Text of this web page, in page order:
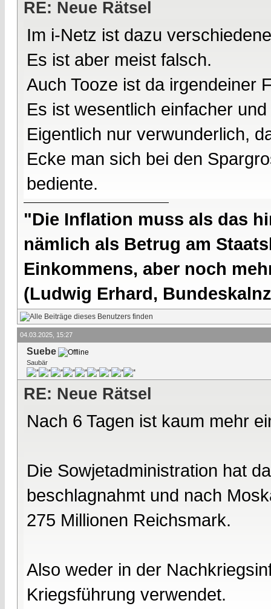
RE: Neue Rätsel
Im i-Netz ist dazu
Es ist aber meist falsch.
Auch Tooze ist da irgendeiner
Es ist wesentlich einfacher
Eigentlich nur verwunderlich,
Ecke man sich bei den
bediente.
"Die Inflation muss als das
nämlich als Betrug am
Einkommens, aber noch
(Ludwig Erhard,
04.03.2025, 15:27
Suebe
Saubär
RE: Neue Rätsel
Nach 6 Tagen ist kaum mehr
Die Sowjetadministration hat
beschlagnahmt und nach
275 Millionen Reichsmark.
Also weder in der
Kriegsführung verwendet.